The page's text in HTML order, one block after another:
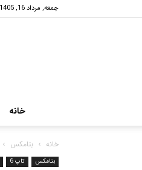
جمعه, مرداد 16, 1405
خانه
خانه بتامکس
بتامکس تاپ 6